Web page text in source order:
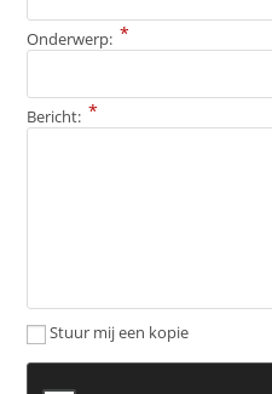
Onderwerp: *
Bericht: *
Stuur mij een kopie